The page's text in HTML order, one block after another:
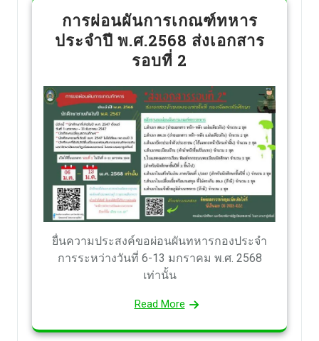
การผ่อนผันการเกณฑ์ทหาร
ประจำปี พ.ศ.2568 ส่งเอกสาร
รอบที่ 2
ยื่นความประสงค์ขอผ่อนผันทหารกองประจำ
การระหว่างวันที่ 6-13 มกราคม พ.ศ. 2568
เท่านั้น
Read More